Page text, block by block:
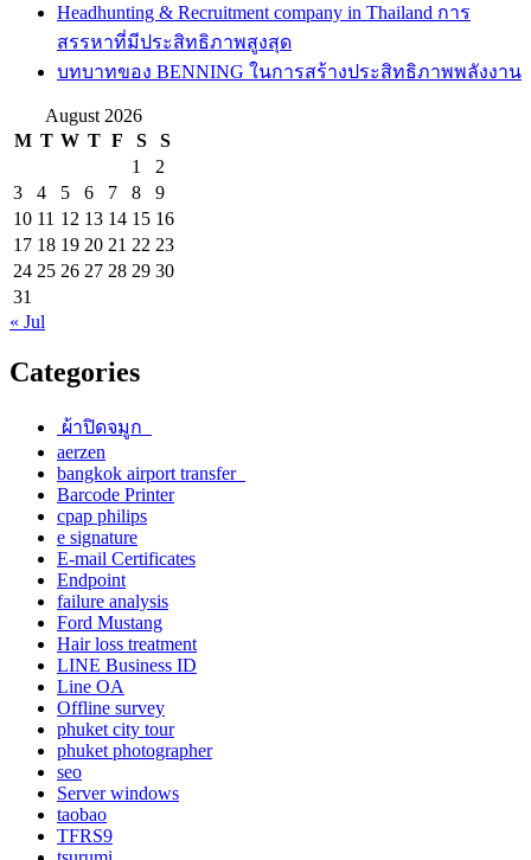
Headhunting & Recruitment company in Thailand การ
สรรหาที่มีประสิทธิภาพสูงสุด
บทบาทของ BENNING ในการสร้างประสิทธิภาพพลังงาน
August 2026
M T W T F S
S
1
2
3
4 5 6 7 8
9
10 11 12 13 14 15 16
17 18 19 20 21 22 23
24 25 26 27 28 29 30
31
« Jul
Categories
ผ้าปิดจมูก
aerzen
bangkok airport transfer
Barcode Printer
cpap philips
e signature
E-mail Certificates
Endpoint
failure analysis
Ford Mustang
Hair loss treatment
LINE Business ID
Line OA
Offline survey
phuket city tour
phuket photographer
seo
Server windows
taobao
TFRS9